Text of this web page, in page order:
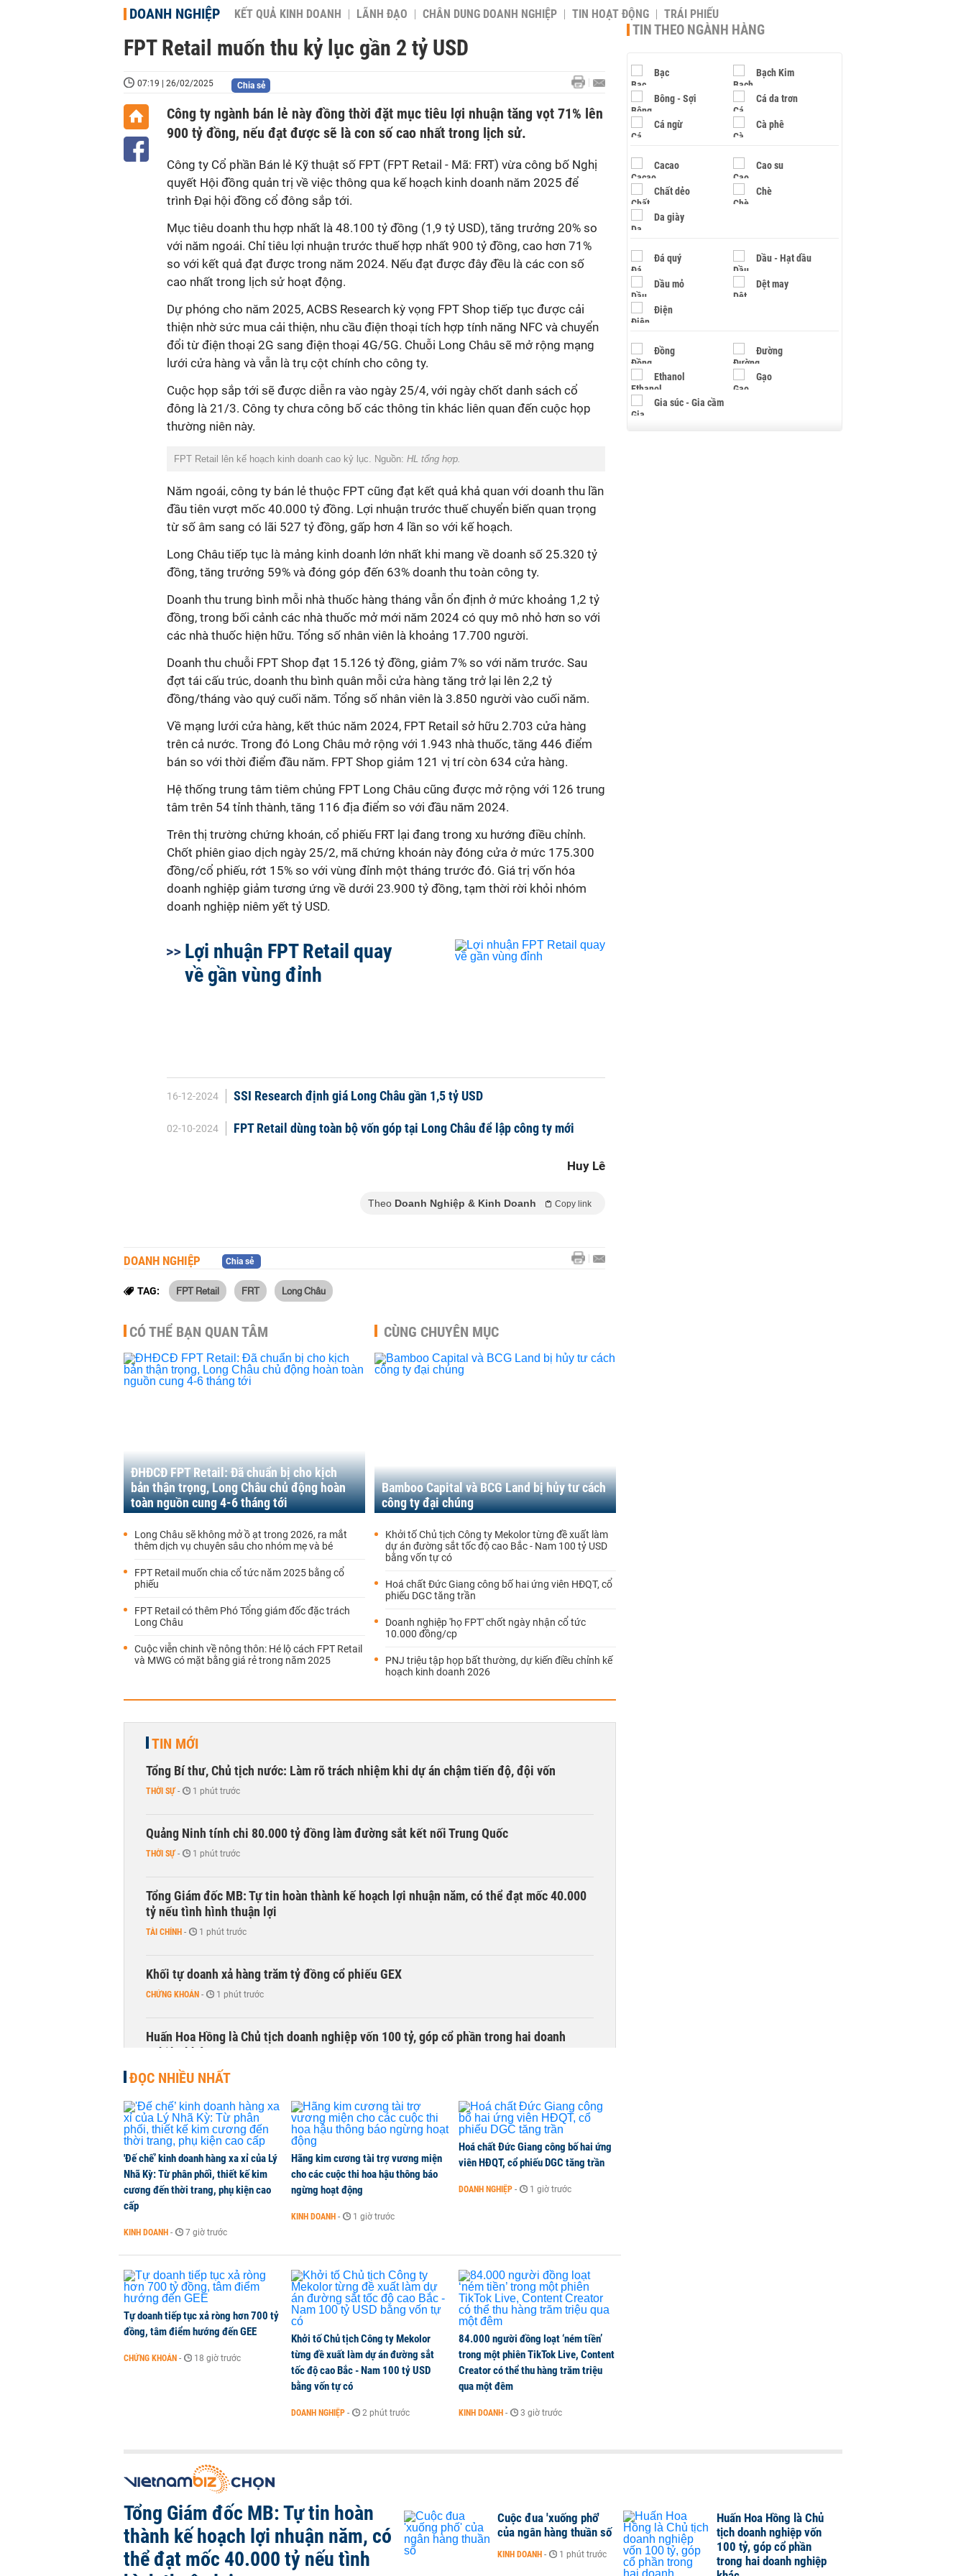
DOANH NGHIỆP KẾT QUẢ KINH DOANH LÃNH ĐẠO CHÂN DUNG DOANH NGHIỆP TIN HOẠT ĐỘNG TRÁI PHIẾU
FPT Retail muốn thu kỷ lục gần 2 tỷ USD
07:19 | 26/02/2025 Chia sẻ
Công ty ngành bán lẻ này đồng thời đặt mục tiêu lợi nhuận tăng vọt 71% lên
900 tỷ đồng, nếu đạt được sẽ là con số cao nhất trong lịch sử.
Công ty Cổ phần Bán lẻ Kỹ thuật số FPT (FPT Retail - Mã: FRT) vừa công bố Nghị
quyết Hội đồng quản trị về việc thông qua kế hoạch kinh doanh năm 2025 để
trình Đại hội đồng cổ đông sắp tới.
Mục tiêu doanh thu hợp nhất là 48.100 tỷ đồng (1,9 tỷ USD), tăng trưởng 20% so
với năm ngoái. Chỉ tiêu lợi nhuận trước thuế hợp nhất 900 tỷ đồng, cao hơn 71%
so với kết quả đạt được trong năm 2024. Nếu đạt được đây đều là các con số
cao nhất trong lịch sử hoạt động.
Dự phóng cho năm 2025, ACBS Research kỳ vọng FPT Shop tiếp tục được cải
thiện nhờ sức mua cải thiện, nhu cầu điện thoại tích hợp tính năng NFC và chuyển
đổi từ điện thoại 2G sang điện thoại 4G/5G. Chuỗi Long Châu sẽ mở rộng mạng
lưới cửa hàng và vẫn là trụ cột chính cho công ty.
Cuộc họp sắp tới sẽ được diễn ra vào ngày 25/4, với ngày chốt danh sách cổ
đông là 21/3. Công ty chưa công bố các thông tin khác liên quan đến cuộc họp
thường niên này.
FPT Retail lên kế hoạch kinh doanh cao kỷ lục. Nguồn: HL tổng hợp.
Năm ngoái, công ty bán lẻ thuộc FPT cũng đạt kết quả khả quan với doanh thu lần
đầu tiên vượt mốc 40.000 tỷ đồng. Lợi nhuận trước thuế chuyển biến quan trọng
từ số âm sang có lãi 527 tỷ đồng, gấp hơn 4 lần so với kế hoạch.
Long Châu tiếp tục là mảng kinh doanh lớn nhất khi mang về doanh số 25.320 tỷ
đồng, tăng trưởng 59% và đóng góp đến 63% doanh thu toàn công ty.
Doanh thu trung bình mỗi nhà thuốc hàng tháng vẫn ổn định ở mức khoảng 1,2 tỷ
đồng, trong bối cảnh các nhà thuốc mở mới năm 2024 có quy mô nhỏ hơn so với
các nhà thuốc hiện hữu. Tổng số nhân viên là khoảng 17.700 người.
Doanh thu chuỗi FPT Shop đạt 15.126 tỷ đồng, giảm 7% so với năm trước. Sau
đợt tái cấu trúc, doanh thu bình quân mỗi cửa hàng tăng trở lại lên 2,2 tỷ
đồng/tháng vào quý cuối năm. Tổng số nhân viên là 3.850 người vào cuối năm.
Về mạng lưới cửa hàng, kết thúc năm 2024, FPT Retail sở hữu 2.703 cửa hàng
trên cả nước. Trong đó Long Châu mở rộng với 1.943 nhà thuốc, tăng 446 điểm
bán so với thời điểm đầu năm. FPT Shop giảm 121 vị trí còn 634 cửa hàng.
Hệ thống trung tâm tiêm chủng FPT Long Châu cũng được mở rộng với 126 trung
tâm trên 54 tỉnh thành, tăng 116 địa điểm so với đầu năm 2024.
Trên thị trường chứng khoán, cổ phiếu FRT lại đang trong xu hướng điều chỉnh.
Chốt phiên giao dịch ngày 25/2, mã chứng khoán này đóng cửa ở mức 175.300
đồng/cổ phiếu, rớt 15% so với vùng đỉnh một tháng trước đó. Giá trị vốn hóa
doanh nghiệp giảm tương ứng về dưới 23.900 tỷ đồng, tạm thời rời khỏi nhóm
doanh nghiệp niêm yết tỷ USD.
Lợi nhuận FPT Retail quay
về gần vùng đỉnh
16-12-2024 SSI Research định giá Long Châu gần 1,5 tỷ USD
02-10-2024 FPT Retail dùng toàn bộ vốn góp tại Long Châu để lập công ty mới
Huy Lê
Theo Doanh Nghiệp & Kinh Doanh Copy link
DOANH NGHIỆP Chia sẻ
TAG: FPT Retail FRT Long Châu
CÓ THỂ BẠN QUAN TÂM
ĐHĐCĐ FPT Retail: Đã chuẩn bị cho kịch
bản thận trọng, Long Châu chủ động hoàn
toàn nguồn cung 4-6 tháng tới
Long Châu sẽ không mở ồ ạt trong 2026, ra mắt
thêm dịch vụ chuyên sâu cho nhóm mẹ và bé
FPT Retail muốn chia cổ tức năm 2025 bằng cổ
phiếu
FPT Retail có thêm Phó Tổng giám đốc đặc trách
Long Châu
Cuộc viễn chinh về nông thôn: Hé lộ cách FPT Retail
và MWG có mặt bằng giá rẻ trong năm 2025
CÙNG CHUYÊN MỤC
Bamboo Capital và BCG Land bị hủy tư cách
công ty đại chúng
Khởi tố Chủ tịch Công ty Mekolor từng đề xuất làm
dự án đường sắt tốc độ cao Bắc - Nam 100 tỷ USD
bằng vốn tự có
Hoá chất Đức Giang công bố hai ứng viên HĐQT, cổ
phiếu DGC tăng trần
Doanh nghiệp 'họ FPT' chốt ngày nhận cổ tức
10.000 đồng/cp
PNJ triệu tập họp bất thường, dự kiến điều chỉnh kế
hoạch kinh doanh 2026
TIN MỚI
Tổng Bí thư, Chủ tịch nước: Làm rõ trách nhiệm khi dự án chậm tiến độ, đội vốn
THỜI SỰ - 1 phút trước
Quảng Ninh tính chi 80.000 tỷ đồng làm đường sắt kết nối Trung Quốc
THỜI SỰ - 1 phút trước
Tổng Giám đốc MB: Tự tin hoàn thành kế hoạch lợi nhuận năm, có thể đạt mốc 40.000
tỷ nếu tình hình thuận lợi
TÀI CHÍNH - 1 phút trước
Khối tự doanh xả hàng trăm tỷ đồng cổ phiếu GEX
CHỨNG KHOÁN - 1 phút trước
Huấn Hoa Hồng là Chủ tịch doanh nghiệp vốn 100 tỷ, góp cổ phần trong hai doanh
nghiệp khác
KINH DOANH - 1 phút trước
AI trở nên 'đáng sợ' hơn Bitcoin: Giới đầu tư tháo chạy vì thị trường bốc hơi 40%, 150
tỷ USD bị rút không thương tiếc
QUỐC TẾ
Doanh nghiệp duy nhất sản xuất vàng mã trên sàn báo lãi tăng 64%, không vay một
KINH DOANH - 1 phút trước
Con gái tỷ phú Phạm Nhật Vượng lần đầu tham gia vào hệ sinh thái Vingroup
KINH DOANH - 1 phút trước
ĐỌC NHIỀU NHẤT
'Đế chế’ kinh doanh hàng xa xỉ của Lý
Nhã Kỳ: Từ phân phối, thiết kế kim
cương đến thời trang, phụ kiện cao
cấp
KINH DOANH - 7 giờ trước
Hãng kim cương tài trợ vương miện
cho các cuộc thi hoa hậu thông báo
ngừng hoạt động
KINH DOANH - 1 giờ trước
Hoá chất Đức Giang công bố hai ứng
viên HĐQT, cổ phiếu DGC tăng trần
DOANH NGHIỆP - 1 giờ trước
Tự doanh tiếp tục xả ròng hơn 700 tỷ
đồng, tâm điểm hướng đến GEE
CHỨNG KHOÁN - 18 giờ trước
Khởi tố Chủ tịch Công ty Mekolor
từng đề xuất làm dự án đường sắt
tốc độ cao Bắc - Nam 100 tỷ USD
bằng vốn tự có
DOANH NGHIỆP - 2 phút trước
84.000 người đồng loạt ‘ném tiền’
trong một phiên TikTok Live, Content
Creator có thể thu hàng trăm triệu
qua một đêm
KINH DOANH - 3 giờ trước
TIN THEO NGÀNH HÀNG
Bạc Bạch Kim
Bông - Sợi Cá da trơn
Cá ngừ Cà phê
Cacao Cao su
Chất dẻo Chè
Da giày
Đá quý Dầu - Hạt dầu
Dầu mỏ Dệt may
Điện
Đồng Đường
Ethanol Gạo
Gia súc - Gia cầm
Tổng Giám đốc MB: Tự tin hoàn
thành kế hoạch lợi nhuận năm, có
thể đạt mốc 40.000 tỷ nếu tình
Cuộc đua 'xuống phố'
của ngân hàng thuần số
KINH DOANH - 1 phút trước
Huấn Hoa Hồng là Chủ
tịch doanh nghiệp vốn
100 tỷ, góp cổ phần
trong hai doanh nghiệp